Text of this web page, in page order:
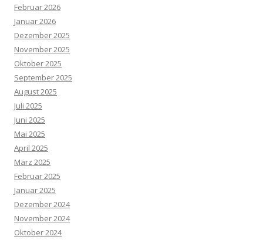
Februar 2026
Januar 2026
Dezember 2025
November 2025
Oktober 2025
September 2025
August 2025
Juli 2025
Juni 2025
Mai 2025
April 2025
März 2025
Februar 2025
Januar 2025
Dezember 2024
November 2024
Oktober 2024